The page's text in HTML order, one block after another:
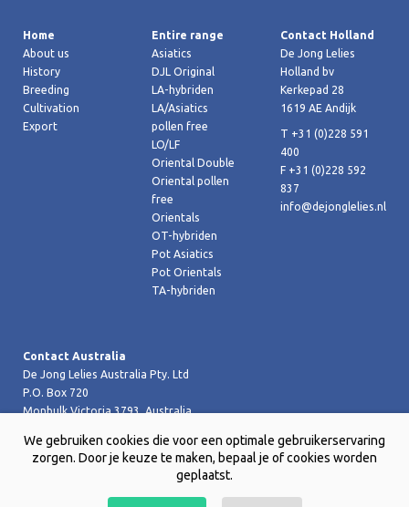
Home
About us
History
Breeding
Cultivation
Export
Entire range
Asiatics
DJL Original
LA-hybriden
LA/Asiatics
pollen free
LO/LF
Oriental Double
Oriental pollen
free
Orientals
OT-hybriden
Pot Asiatics
Pot Orientals
TA-hybriden
Contact Holland
De Jong Lelies
Holland bv
Kerkepad 28
1619 AE Andijk
T +31 (0)228 591
400
F +31 (0)228 592
837
info@dejonglelies.nl
Contact Australia
De Jong Lelies Australia Pty. Ltd
P.O. Box 720
Monbulk Victoria 3793, Australia
T +61 (0)359 619 188
F +61 (0)359 619 199 joost@dejongleliesaustralia.com.au
We gebruiken cookies die voor een optimale gebruikerservaring
zorgen. Door je keuze te maken, bepaal je of cookies worden
geplaatst.